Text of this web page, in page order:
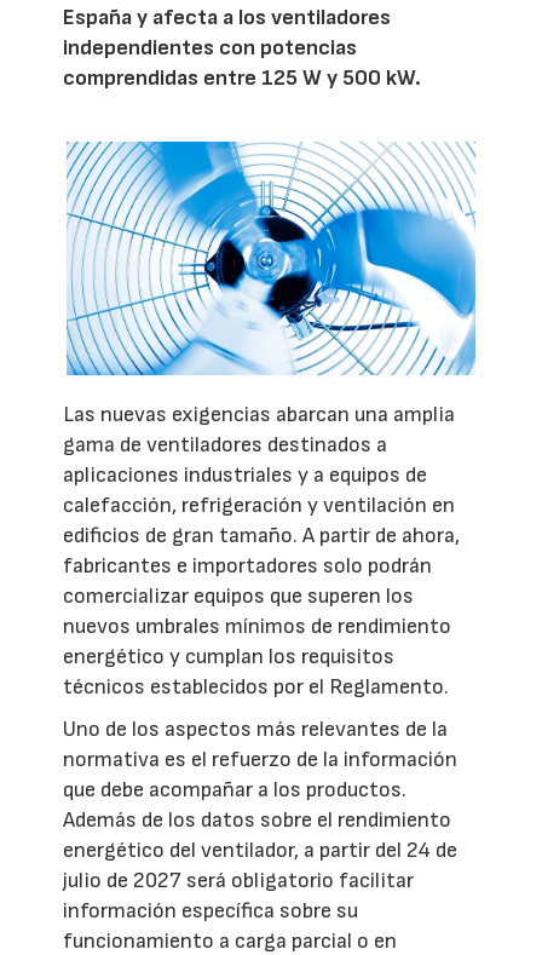
España y afecta a los ventiladores
independientes con potencias
comprendidas entre 125 W y 500 kW.
Las nuevas exigencias abarcan una amplia
gama de ventiladores destinados a
aplicaciones industriales y a equipos de
calefacción, refrigeración y ventilación en
edificios de gran tamaño. A partir de ahora,
fabricantes e importadores solo podrán
comercializar equipos que superen los
nuevos umbrales mínimos de rendimiento
energético y cumplan los requisitos
técnicos establecidos por el Reglamento.
Uno de los aspectos más relevantes de la
normativa es el refuerzo de la información
que debe acompañar a los productos.
Además de los datos sobre el rendimiento
energético del ventilador, a partir del 24 de
julio de 2027 será obligatorio facilitar
información específica sobre su
funcionamiento a carga parcial o en